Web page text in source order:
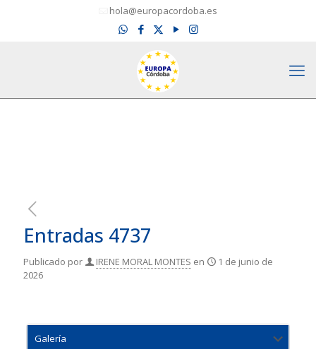
hola@europacordoba.es
Entradas 4737
Publicado por IRENE MORAL MONTES en
1 de junio de
2026